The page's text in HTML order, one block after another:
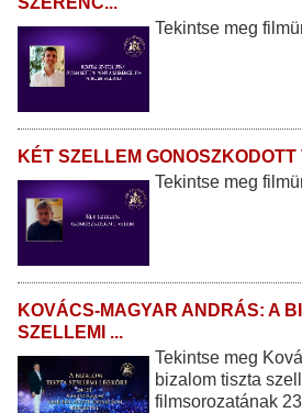
Tekintse meg
​KÉT SZELLEM GONOSZKODOTT
Tekintse meg
KOVÁCS-MAGYAR ANDRÁS: A
SZELLEMI ...
Tekintse meg
bizalom tiszta
filmsorozatának